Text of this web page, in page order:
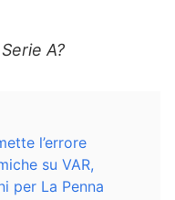
A?
l’errore
su VAR,
per La Penna